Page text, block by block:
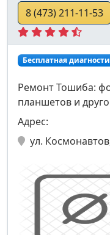
8 (473) 211-11-53
Бесплатная
Ремонт Тошиба:
планшетов и
Адрес:
ул.